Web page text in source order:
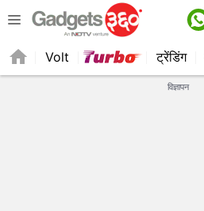
Volt ट्रेंडिंग
विज्ञापन